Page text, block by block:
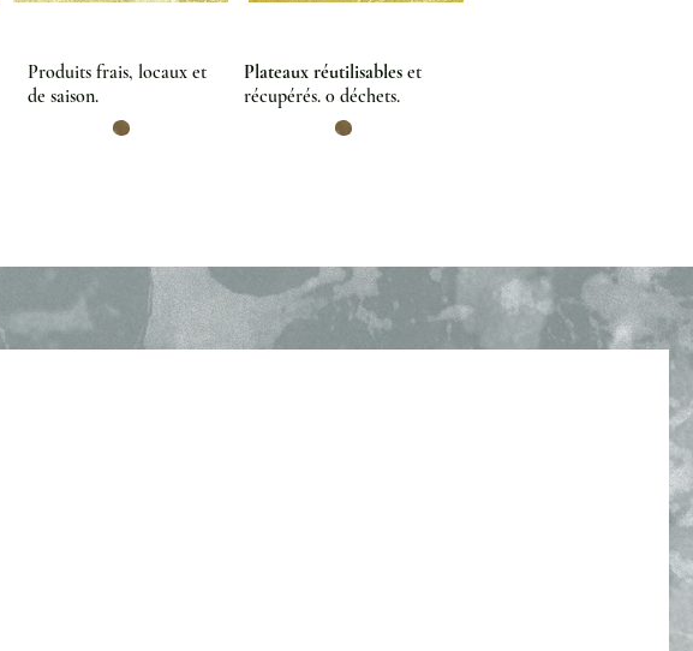
Produits frais, locaux et
de saison.
Plateaux réutilisables et
récupérés. 0 déchets.